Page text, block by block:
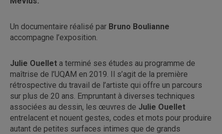
Un documentaire réalisé par Bruno Boulianne
accompagne l’exposition.
Julie Ouellet a terminé ses études au programme de
maîtrise de l’UQAM en 2019. Il s’agit de la première
rétrospective du travail de l’artiste qui offre un parcours
sur plus de 20 ans. Empruntant à diverses techniques
associées au dessin, les œuvres de Julie Ouellet
entrelacent et nouent gestes, codes et mots pour produire
autant de petites surfaces intimes que de grands